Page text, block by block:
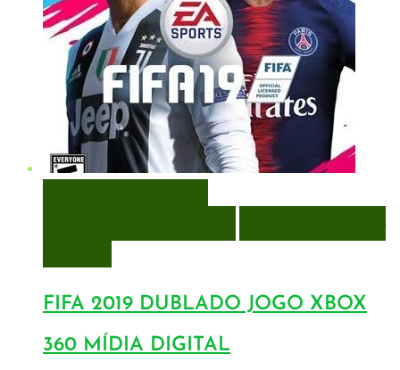
FIFA 2019 DUBLADO JOGO XBOX
360 MÍDIA DIGITAL